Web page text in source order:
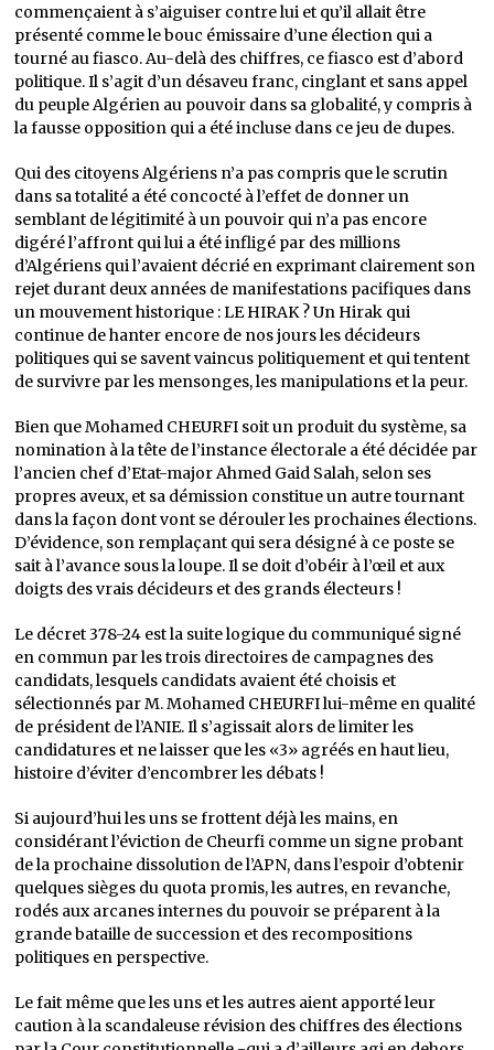
commençaient à s’aiguiser contre lui et qu’il allait être
présenté comme le bouc émissaire d’une élection qui a
tourné au fiasco. Au-delà des chiffres, ce fiasco est d’abord
politique. Il s’agit d’un désaveu franc, cinglant et sans appel
du peuple Algérien au pouvoir dans sa globalité, y compris à
la fausse opposition qui a été incluse dans ce jeu de dupes.
Qui des citoyens Algériens n’a pas compris que le scrutin
dans sa totalité a été concocté à l’effet de donner un
semblant de légitimité à un pouvoir qui n’a pas encore
digéré l’affront qui lui a été infligé par des millions
d’Algériens qui l’avaient décrié en exprimant clairement son
rejet durant deux années de manifestations pacifiques dans
un mouvement historique : LE HIRAK ? Un Hirak qui
continue de hanter encore de nos jours les décideurs
politiques qui se savent vaincus politiquement et qui tentent
de survivre par les mensonges, les manipulations et la peur.
Bien que Mohamed CHEURFI soit un produit du système, sa
nomination à la tête de l’instance électorale a été décidée par
l’ancien chef d’Etat-major Ahmed Gaid Salah, selon ses
propres aveux, et sa démission constitue un autre tournant
dans la façon dont vont se dérouler les prochaines élections.
D’évidence, son remplaçant qui sera désigné à ce poste se
sait à l’avance sous la loupe. Il se doit d’obéir à l’œil et aux
doigts des vrais décideurs et des grands électeurs !
Le décret 378-24 est la suite logique du communiqué signé
en commun par les trois directoires de campagnes des
candidats, lesquels candidats avaient été choisis et
sélectionnés par M. Mohamed CHEURFI lui-même en qualité
de président de l’ANIE. Il s’agissait alors de limiter les
candidatures et ne laisser que les «3» agréés en haut lieu,
histoire d’éviter d’encombrer les débats !
Si aujourd’hui les uns se frottent déjà les mains, en
considérant l’éviction de Cheurfi comme un signe probant
de la prochaine dissolution de l’APN, dans l’espoir d’obtenir
quelques sièges du quota promis, les autres, en revanche,
rodés aux arcanes internes du pouvoir se préparent à la
grande bataille de succession et des recompositions
politiques en perspective.
Le fait même que les uns et les autres aient apporté leur
caution à la scandaleuse révision des chiffres des élections